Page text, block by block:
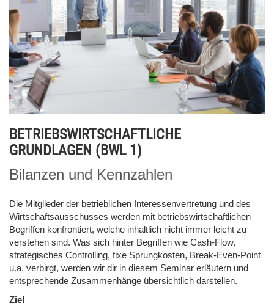
BETRIEBSWIRTSCHAFTLICHE
GRUNDLAGEN (BWL 1)
Bilanzen und Kennzahlen
Die Mitglieder der betrieblichen Interessenvertretung und des
Wirtschaftsausschusses werden mit betriebswirtschaftlichen
Begriffen konfrontiert, welche inhaltlich nicht immer leicht zu
verstehen sind. Was sich hinter Begriffen wie Cash-Flow,
strategisches Controlling, fixe Sprungkosten, Break-Even-Point
u.a. verbirgt, werden wir dir in diesem Seminar erläutern und
entsprechende Zusammenhänge übersichtlich darstellen.
Ziel